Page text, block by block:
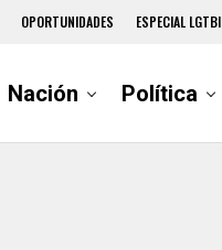
OPORTUNIDADES ESPECIAL LGTBI
Nación Política